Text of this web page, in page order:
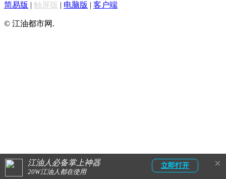
江油人必备掌上神器
20W江油人都在使用
立即打开 ×
简易版 | 触屏版 | 电脑版 | 客户端
© 江油都市网.